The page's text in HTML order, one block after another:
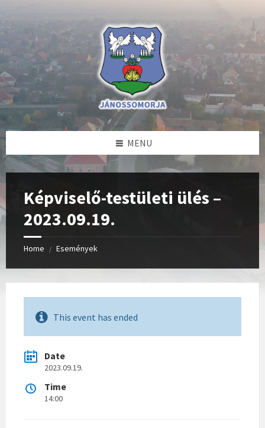
content
left
sidebar
footer
MENU
Képviselő-testületi ülés –
2023.09.19.
Home / Események
This event has ended
Date
2023.09.19.
Time
14:00